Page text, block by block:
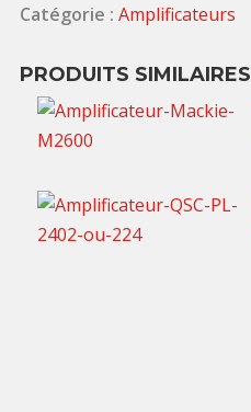
Catégorie : Amplificateurs
PRODUITS SIMILAIRES
70,00€ TTC / jour